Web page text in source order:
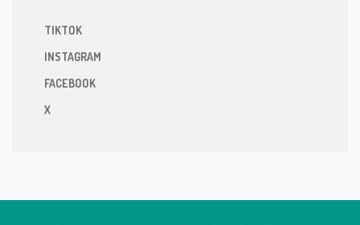
TIKTOK
INSTAGRAM
FACEBOOK
X